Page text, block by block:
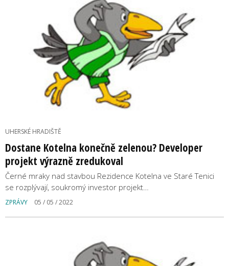
UHERSKÉ HRADIŠTĚ
Dostane Kotelna konečně zelenou? Developer
projekt výrazně zredukoval
Černé mraky nad stavbou Rezidence Kotelna ve Staré Tenici
se rozplývají, soukromý investor projekt…
ZPRÁVY 05 / 05 / 2022